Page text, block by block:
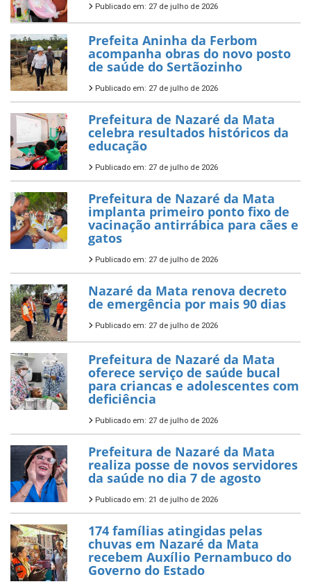
Publicado em: 27 de julho de 2026
Prefeita Aninha da Ferbom
acompanha obras do novo posto
de saúde do Sertãozinho
Publicado em: 27 de julho de 2026
Prefeitura de Nazaré da Mata
celebra resultados históricos da
educação
Publicado em: 27 de julho de 2026
Prefeitura de Nazaré da Mata
implanta primeiro ponto fixo de
vacinação antirrábica para cães e
gatos
Publicado em: 27 de julho de 2026
Nazaré da Mata renova decreto
de emergência por mais 90 dias
Publicado em: 27 de julho de 2026
Prefeitura de Nazaré da Mata
oferece serviço de saúde bucal
para criancas e adolescentes com
deficiência
Publicado em: 27 de julho de 2026
Prefeitura de Nazaré da Mata
realiza posse de novos servidores
da saúde no dia 7 de agosto
Publicado em: 21 de julho de 2026
174 famílias atingidas pelas
chuvas em Nazaré da Mata
recebem Auxílio Pernambuco do
Governo do Estado